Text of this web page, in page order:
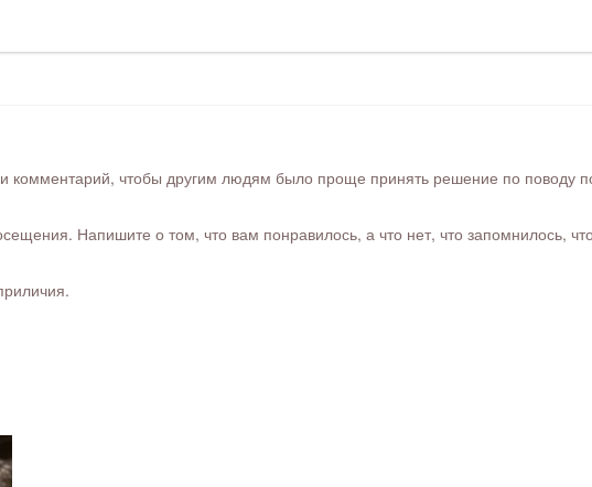
комментарий, чтобы другим людям было проще принять решение по поводу
Напишите о том, что вам понравилось, а что нет, что запомнилось,